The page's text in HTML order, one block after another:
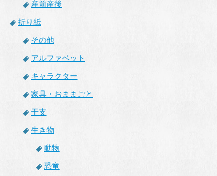
産前産後
折り紙
その他
アルファベット
キャラクター
家具・おままごと
干支
生き物
動物
恐竜